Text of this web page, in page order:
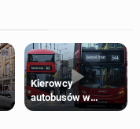
Kierowcy
autobusów w
Londynie